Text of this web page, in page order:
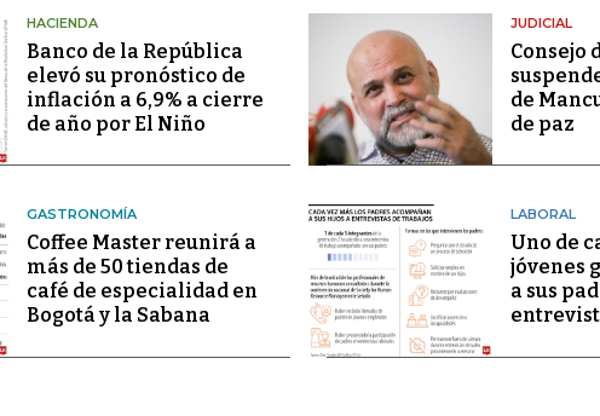
HACIENDA
Banco de la República
elevó su pronóstico de
inflación a 6,9% a cierre
de año por El Niño
JUDICIAL
Consejo
de
de paz
GASTRONOMÍA
Coffee Master reunirá a
más de 50 tiendas de
café de especialidad en
Bogotá y la Sabana
LABORAL
Uno de
jóvenes
a sus